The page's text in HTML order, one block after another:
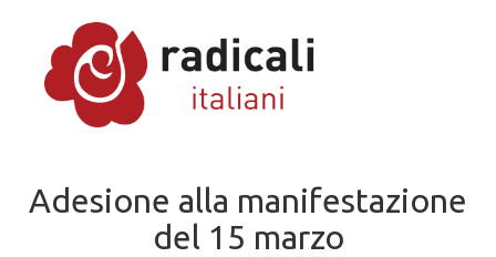
Adesione alla manifestazione
del 15 marzo